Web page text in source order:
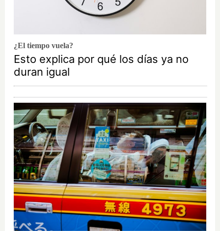
¿El tiempo vuela?
Esto explica por qué los días ya no
duran igual